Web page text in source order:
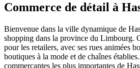
Commerce de détail à
Bienvenue dans la ville dynamique de
shopping dans la province du Limbourg.
pour les retailers, avec ses rues animées
boutiques à la mode et de chaînes
commerçantes les plus importantes de